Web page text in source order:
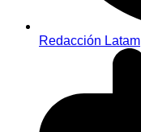
Redacción Latam